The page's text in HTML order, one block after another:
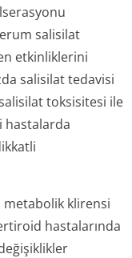
salisilat
etkinliklerini
salisilat tedavisi
toksisitesi ile
klirensi
hastalarında